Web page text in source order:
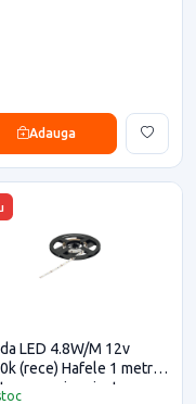
Adauga
LED 4.8W/M 12v
(rece) Hafele 1 metru
casa si proiecte